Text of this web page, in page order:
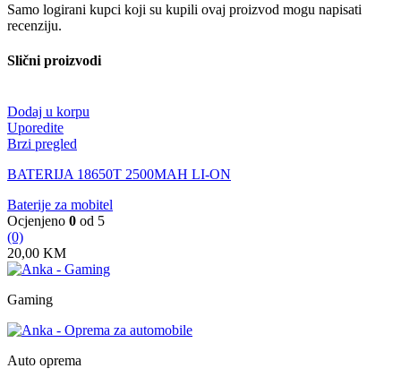
Samo logirani kupci koji su kupili ovaj proizvod mogu napisati
recenziju.
Slični proizvodi
Dodaj u korpu
Uporedite
Brzi pregled
BATERIJA 18650T 2500MAH LI-ON
Baterije za mobitel
Ocjenjeno 0 od 5
(0)
20,00 KM
Gaming
Auto oprema